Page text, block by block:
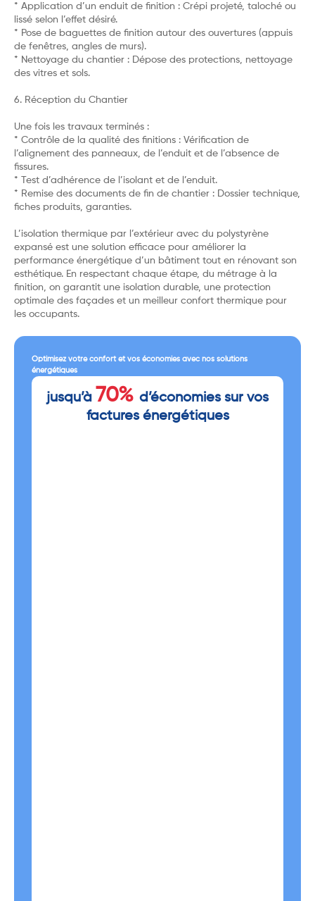
* Application d’un enduit de finition : Crépi projeté, taloché ou
lissé selon l’effet désiré.
* Pose de baguettes de finition autour des ouvertures (appuis
de fenêtres, angles de murs).
* Nettoyage du chantier : Dépose des protections, nettoyage
des vitres et sols.
6. Réception du Chantier
Une fois les travaux terminés :
* Contrôle de la qualité des finitions : Vérification de
l’alignement des panneaux, de l’enduit et de l’absence de
fissures.
* Test d’adhérence de l’isolant et de l’enduit.
* Remise des documents de fin de chantier : Dossier technique,
fiches produits, garanties.
L’isolation thermique par l’extérieur avec du polystyrène
expansé est une solution efficace pour améliorer la
performance énergétique d’un bâtiment tout en rénovant son
esthétique. En respectant chaque étape, du métrage à la
finition, on garantit une isolation durable, une protection
optimale des façades et un meilleur confort thermique pour
les occupants.
Optimisez votre confort et vos économies avec nos solutions
énergétiques
jusqu’à 70% d’économies sur vos
factures énergétiques